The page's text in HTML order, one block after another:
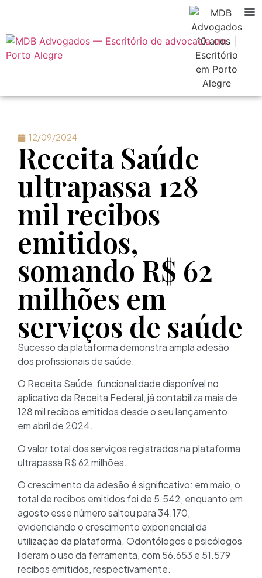
12/09/2024
Receita Saúde
ultrapassa 128
mil recibos
emitidos,
somando R$ 62
milhões em
serviços de saúde
Sucesso da plataforma demonstra ampla adesão
dos profissionais de saúde.
O Receita Saúde, funcionalidade disponível no
aplicativo da Receita Federal, já contabiliza mais de
128 mil recibos emitidos desde o seu lançamento,
em abril de 2024.
O valor total dos serviços registrados na plataforma
ultrapassa R$ 62 milhões.
O crescimento da adesão é significativo: em maio, o
total de recibos emitidos foi de 5.542, enquanto em
agosto esse número saltou para 34.170,
evidenciando o crescimento exponencial da
utilização da plataforma. Odontólogos e psicólogos
lideram o uso da ferramenta, com 56.653 e 51.579
recibos emitidos, respectivamente.